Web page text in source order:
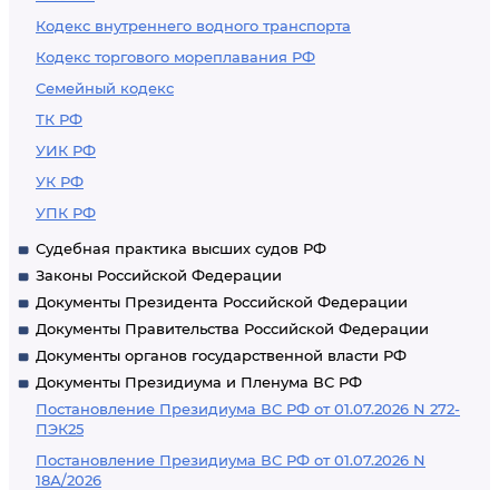
Кодекс внутреннего водного транспорта
Кодекс торгового мореплавания РФ
Семейный кодекс
ТК РФ
УИК РФ
УК РФ
УПК РФ
Судебная практика высших судов РФ
Законы Российской Федерации
Документы Президента Российской Федерации
Документы Правительства Российской Федерации
Документы органов государственной власти РФ
Документы Президиума и Пленума ВС РФ
Постановление Президиума ВС РФ от 01.07.2026 N 272-
ПЭК25
Постановление Президиума ВС РФ от 01.07.2026 N
18А/2026